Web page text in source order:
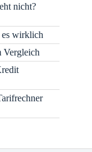
nicht?
es wirklich
Vergleich